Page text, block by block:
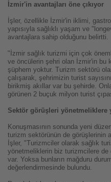
İzmir'in avantajları öne çıkıyor
İşler, özellikle İzmir'in iklimi,
yapısıyla sağlıklı yaşam ve
avantajlara sahip olduğunu belirtti.
"İzmir sağlık turizmi için çok
ve öncülerin şehri olan İzmir'in bu
şüphem yoktur. Turizm sektörü
çalışarak, şehrimizin turist
birikmiş akıllar var bu şehirde.
görünen 2 buçuk milyon turist
Sektör görüşleri yönetmeliklere
Konuşmasının sonunda yeni
turizm sektörünün de görüşlerinin
İşler, "Turizmciler olarak sağlık
yönetmeliklerin biz turizmcilere de
var. Yoksa bunların mağduru
değerlendirmesinde bulundu.